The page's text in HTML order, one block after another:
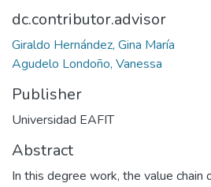
dc.contributor.advisor
Giraldo Hernández, Gina María
Agudelo Londoño, Vanessa
Publisher
Universidad EAFIT
Abstract
In this degree work, the value